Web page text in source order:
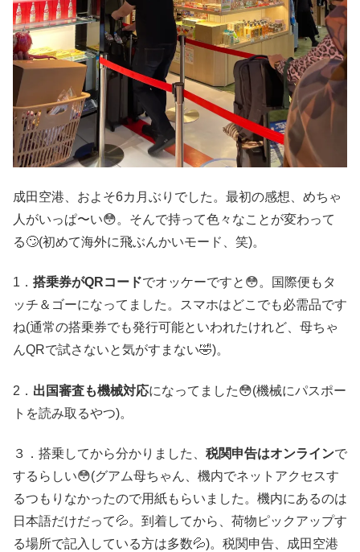
成田空港、およそ6カ月ぶりでした。最初の感想、めちゃ
人がいっぱ〜い😳。そんで持って色々なことが変わって
る🙄(初めて海外に飛ぶんかいモード、笑)。
1． 搭乗券がQRコードでオッケーですと😳。国際便もタ
ッチ＆ゴーになってました。スマホはどこでも必需品です
ね(通常の搭乗券でも発行可能といわれたけれど、母ちゃ
んQRで試さないと気がすまない🤣)。
2． 出国審査も機械対応になってました😳(機械にパスポー
トを読み取るやつ)。
３．搭乗してから分かりました、 税関申告はオンラインで
するらしい😳(グアム母ちゃん、機内でネットアクセスす
るつもりなかったので用紙もらいました。機内にあるのは
日本語だけだって💦。到着してから、荷物ピックアップす
る場所で記入している方は多数💦)。税関申告、成田空港